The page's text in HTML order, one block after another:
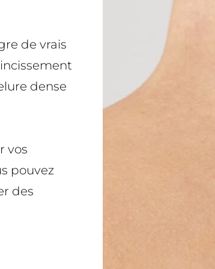
de vrais
dense
vos
pouvez
des